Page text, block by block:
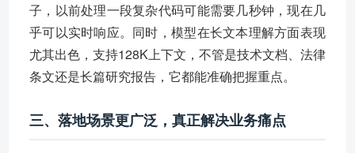
子，以前处理一段复杂代码可能需要几秒钟，现在几
乎可以实时响应。同时，模型在长文本理解方面表现
尤其出色，支持128K上下文，不管是技术文档、法律
条文还是长篇研究报告，它都能准确把握重点。
三、落地场景更广泛，真正解决业务痛点